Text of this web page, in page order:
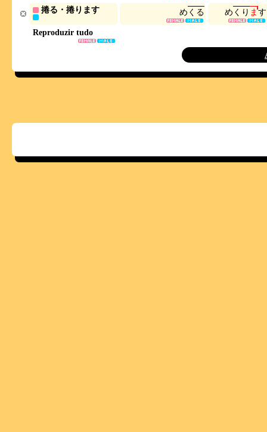
Reproduzir tudo
捲る・捲ります め く る め く り ます